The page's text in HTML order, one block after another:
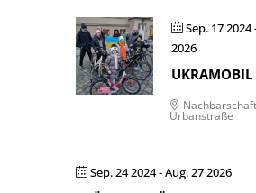
Sep. 17 2024
2026
UKRAMOBIL
Urbanstraße
Sep. 24 2024- Aug. 27 2026